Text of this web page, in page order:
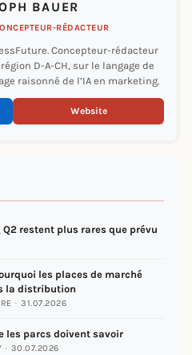
BAUER
RÉDACTEUR
Concepteur-rédacteur
D-A-CH, sur le langage de
raisonné de l’IA en marketing.
Website
restent plus rares que prévu
les places de marché
la distribution
· 31.07.2026
les parcs doivent savoir
· 30.07.2026